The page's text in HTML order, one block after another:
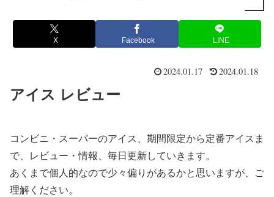
X Facebook LINE
2024.01.17 2024.01.18
アイス レビュー
コンビニ・スーパーのアイス、期間限定から定番アイスま
で、レビュー・情報、毎日更新していきます。
あくまで個人的なので少々偏りがあるかと思いますが、ご
理解ください。